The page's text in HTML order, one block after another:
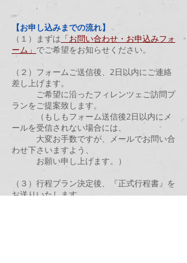
【お申し込みまでの流れ】
（１）まずは 「お問い合わせ・お申込みフォ
ーム」 でご希望をお知らせください。
（２）フォームご送信後、2日以内にご連絡
差し上げます。
ご希望に沿ったフィレンツェご訪問プ
ランをご提案致します。
（もしもフォーム送信後2日以内にメ
ールを受信されない場合には、
大変お手数ですが、メールでお問い合
わせ下さいますよう、
お願い申し上げます。）
（３）行程プラン決定後、『正式行程書』を
お送りいたします。